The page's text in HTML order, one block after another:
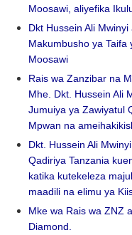
Moosawi, aliyefika
Dkt Hussein Ali
Makumbusho ya Taifa
Moosawi
Rais wa Zanzibar na
Mhe. Dkt. Hussein Ali
Jumuiya ya Zawiyatul
Mpwan na
Dkt. Hussein Ali
Qadiriya Tanzania
katika kutekeleza
maadili na elimu ya
Mke wa Rais wa ZNZ
Diamond.